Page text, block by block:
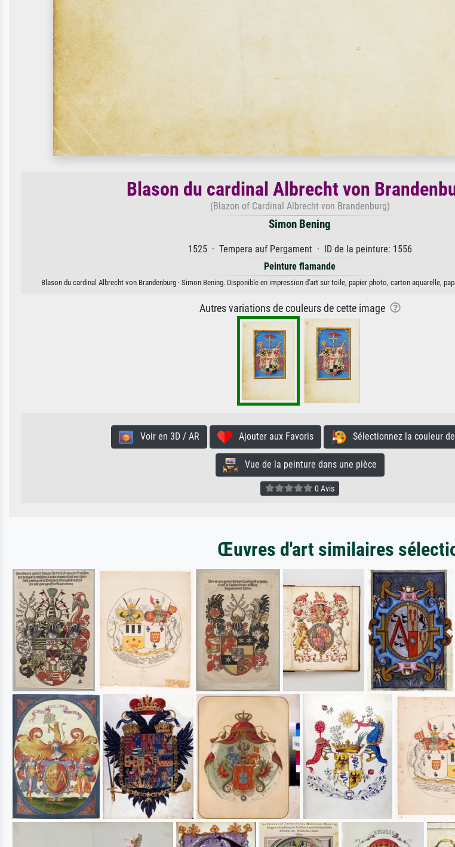
Blason du cardinal Albrecht von
(Blazon of Cardinal Albrecht von Brandenburg)
Simon Bening
1525 · Tempera auf Pergament · ID de la peinture: 1556
Peinture flamande
Blason du cardinal Albrecht von Brandenburg · Simon Bening. Disponible en impression d'art sur toile, papier photo, carton aquarelle,
Autres variations de couleurs de cette image
Voir en 3D / AR Ajouter aux Favoris Sélectionnez la couleur
Vue de la peinture dans une pièce
0 Avis
Œuvres d'art similaires